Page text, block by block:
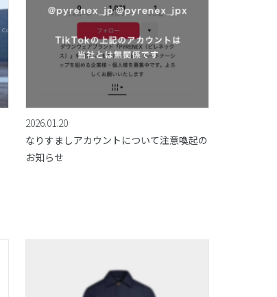
2026.01.20
なりすましアカウントについて注意喚起の
お知らせ